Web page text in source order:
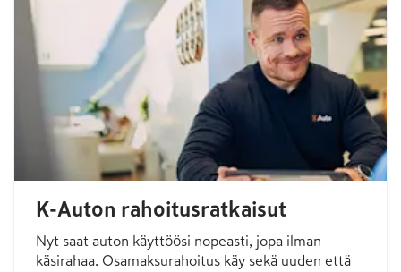
K-Auton rahoitusratkaisut
Nyt saat auton käyttöösi nopeasti, jopa ilman
käsirahaa. Osamaksurahoitus käy sekä uuden että